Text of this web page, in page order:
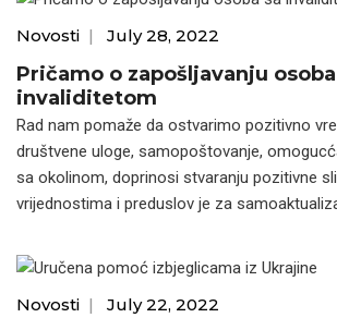
Novosti | July 28, 2022
Pričamo o zapošljavanju
invaliditetom
Rad nam pomaže da ostvarimo pozitivno
društvene uloge, samopoštovanje,
sa okolinom, doprinosi stvaranju pozitivne
vrijednostima i preduslov je za
Novosti | July 22, 2022